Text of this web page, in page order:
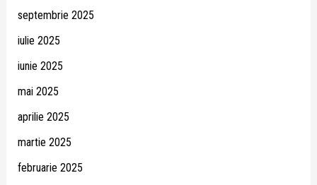
septembrie 2025
iulie 2025
iunie 2025
mai 2025
aprilie 2025
martie 2025
februarie 2025